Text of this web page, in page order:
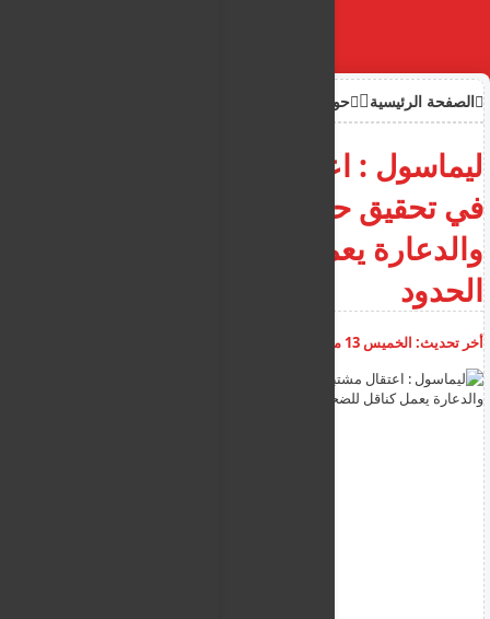
الصفحة الرئيسية حوادث
ليماسول : اعتقال مشتبهً اجنبي
في تحقيق حول الاتجار بالبشر
والدعارة يعمل كناقل للضحايا عبر
الحدود
أخر تحديث: الخميس 13 مارس 2025